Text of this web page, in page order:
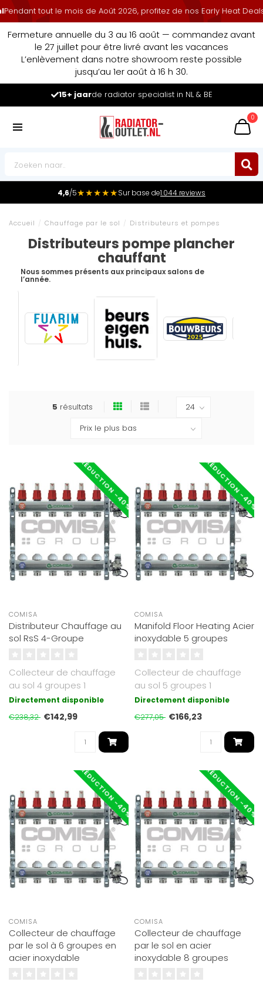
tout le mois de Août 2026, profitez de nos Early Heat Deals
Fermeture annuelle du 3 au 16 août — commandez avant
le 27 juillet pour être livré avant les vacances
L’enlèvement dans notre showroom reste possible
jusqu’au 1er août à 16 h 30.
15+ jaarde radiator specialist in NL & BE
0
4,6/5★★★★★Sur base de1.044 reviews
Accueil / Chauffage par le sol / Distributeurs et pompes
Distributeurs pompe plancher
chauffant
Nous sommes présents aux principaux salons de
l’année.
5 résultats
RÉDUCTION -40%
COMISA
Distributeur Chauffage au
sol RsS 4-Groupe
Collecteur de chauffage
au sol 4 groupes 1
pouceFXF CONN. 3/4
pouceEU RO-INOX..
Directement disponible
€238,32 €142,99
RÉDUCTION -40%
COMISA
Manifold Floor Heating Acier
inoxydable 5 groupes
Collecteur de chauffage
au sol 5 groupes 1
pouceFXF CONN. 3/4
pouceEU RO-INOX..
Directement disponible
€277,05 €166,23
RÉDUCTION -40%
COMISA
Collecteur de chauffage
par le sol à 6 groupes en
acier inoxydable
RÉDUCTION -40%
COMISA
Collecteur de chauffage
par le sol en acier
inoxydable 8 groupes